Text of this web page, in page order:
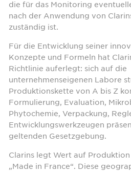
die für das Monitoring
nach der Anwendung von
zuständig ist.
Für die Entwicklung seiner
Konzepte und Formeln hat
Richtlinie auferlegt: sich auf die
unternehmenseigenen Labore
Produktionskette von A bis Z
Formulierung, Evaluation,
Phytochemie, Verpackung,
Entwicklungswerkzeugen
geltenden Gesetzgebung.
Clarins legt Wert auf
„Made in France“. Diese